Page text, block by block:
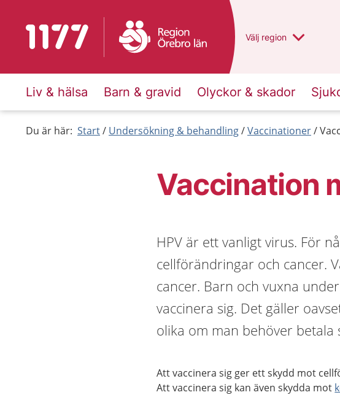
Till startsidan för 1177 Du har valt region
Välj en annan
region
Liv & hälsa Barn & gravid Olyckor & skador
Du är här: Start Undersökning & behandling Vaccinationer
Vaccination
HPV är ett vanligt virus. För
cellförändringar och cancer.
cancer. Barn och vuxna
vaccinera sig. Det gäller
olika om man behöver betala
Att vaccinera sig ger ett skydd mot
Att vaccinera sig kan även skydda mot